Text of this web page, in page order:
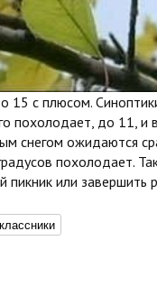
15 с плюсом.
похолодает, до 11, и
снегом ожидаются
похолодает.
пикник или завершить